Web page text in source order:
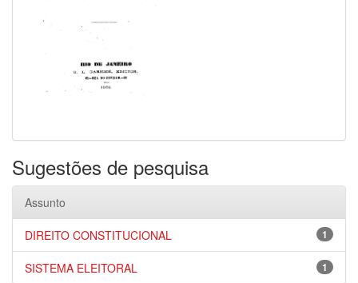
Sugestões de pesquisa
Assunto
1
DIREITO CONSTITUCIONAL
1
SISTEMA ELEITORAL